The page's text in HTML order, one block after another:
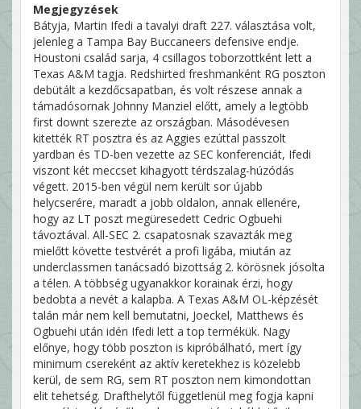
Megjegyzések
Bátyja, Martin Ifedi a tavalyi draft 227. választása volt,
jelenleg a Tampa Bay Buccaneers defensive endje.
Houstoni család sarja, 4 csillagos toborzottként lett a
Texas A&M tagja. Redshirted freshmanként RG poszton
debütált a kezdőcsapatban, és volt részese annak a
támadósornak Johnny Manziel előtt, amely a legtöbb
first downt szerezte az országban. Másodévesen
kitették RT posztra és az Aggies ezúttal passzolt
yardban és TD-ben vezette az SEC konferenciát, Ifedi
viszont két meccset kihagyott térdszalag-húzódás
végett. 2015-ben végül nem került sor újabb
helycserére, maradt a jobb oldalon, annak ellenére,
hogy az LT poszt megüresedett Cedric Ogbuehi
távoztával. All-SEC 2. csapatosnak szavazták meg
mielőtt követte testvérét a profi ligába, miután az
underclassmen tanácsadó bizottság 2. körösnek jósolta
a télen. A többség ugyanakkor korainak érzi, hogy
bedobta a nevét a kalapba. A Texas A&M OL-képzését
talán már nem kell bemutatni, Joeckel, Matthews és
Ogbuehi után idén Ifedi lett a top termékük. Nagy
előnye, hogy több poszton is kipróbálható, mert így
minimum csereként az aktív keretekhez is közelebb
kerül, de sem RG, sem RT poszton nem kimondottan
elit tehetség. Drafthelytől függetlenül meg fogja kapni